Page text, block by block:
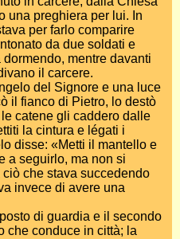
una preghiera per lui. In
per farlo comparire
da due soldati e
mentre davanti
il carcere.
del Signore e una luce
il fianco di Pietro, lo destò
catene gli caddero dalle
la cintura e légati i
disse: «Metti il mantello e
a seguirlo, ma non si
che stava succedendo
invece di avere una
di guardia e il secondo
che conduce in città; la